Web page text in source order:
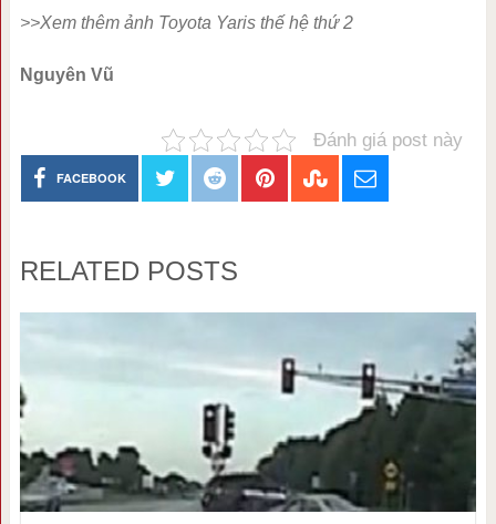
>>Xem thêm ảnh Toyota Yaris thế hệ thứ 2
Nguyên Vũ
Đánh giá post này
FACEBOOK
RELATED POSTS